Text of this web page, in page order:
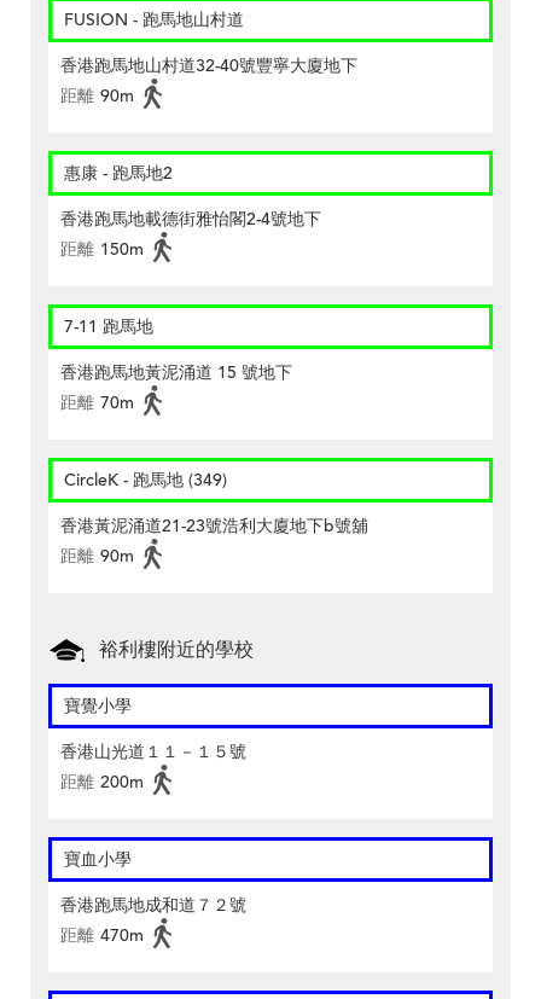
FUSION - 跑馬地山村道
香港跑馬地山村道32-40號豐寧大廈地下
距離 90m
惠康 - 跑馬地2
香港跑馬地載德街雅怡閣2-4號地下
距離 150m
7-11 跑馬地
香港跑馬地黃泥涌道 15 號地下
距離 70m
CircleK - 跑馬地 (349)
香港黃泥涌道21-23號浩利大廈地下b號舖
距離 90m
裕利樓附近的學校
寶覺小學
香港山光道１１－１５號
距離 200m
寶血小學
香港跑馬地成和道７２號
距離 470m